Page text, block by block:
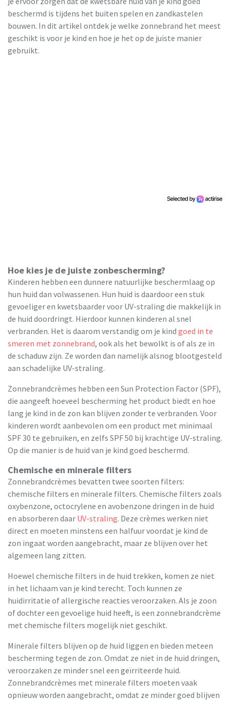
beschermd is tijdens het buiten spelen en zandkastelen
bouwen. In dit artikel ontdek je welke zonnebrand het meest
geschikt is voor je kind en hoe je het op de juiste manier
gebruikt.
Hoe kies je de juiste zonbescherming?
Kinderen hebben een dunnere natuurlijke beschermlaag op
hun huid dan volwassenen. Hun huid is daardoor een stuk
gevoeliger en kwetsbaarder voor UV-straling die makkelijk in
de huid doordringt. Hierdoor kunnen kinderen al snel
verbranden. Het is daarom verstandig om je kind goed in te
smeren met zonnebrand, ook als het bewolkt is of als ze in
de schaduw zijn. Ze worden dan namelijk alsnog blootgesteld
aan schadelijke UV-straling.
Zonnebrandcrèmes hebben een Sun Protection Factor (SPF),
die aangeeft hoeveel bescherming het product biedt en hoe
lang je kind in de zon kan blijven zonder te verbranden. Voor
kinderen wordt aanbevolen om een product met minimaal
SPF 30 te gebruiken, en zelfs SPF 50 bij krachtige UV-straling.
Op die manier is de huid van je kind goed beschermd.
Chemische en minerale filters
Zonnebrandcrèmes bevatten twee soorten filters:
chemische filters en minerale filters. Chemische filters zoals
oxybenzone, octocrylene en avobenzone dringen in de huid
en absorberen daar UV-straling. Deze crèmes werken niet
direct en moeten minstens een halfuur voordat je kind de
zon ingaat worden aangebracht, maar ze blijven over het
algemeen lang zitten.
Hoewel chemische filters in de huid trekken, komen ze niet
in het lichaam van je kind terecht. Toch kunnen ze
huidirritatie of allergische reacties veroorzaken. Als je zoon
of dochter een gevoelige huid heeft, is een zonnebrandcrème
met chemische filters mogelijk niet geschikt.
Minerale filters blijven op de huid liggen en bieden meteen
bescherming tegen de zon. Omdat ze niet in de huid dringen,
veroorzaken ze minder snel een geïrriteerde huid.
Zonnebrandcrèmes met minerale filters moeten vaak
opnieuw worden aangebracht, omdat ze minder goed blijven